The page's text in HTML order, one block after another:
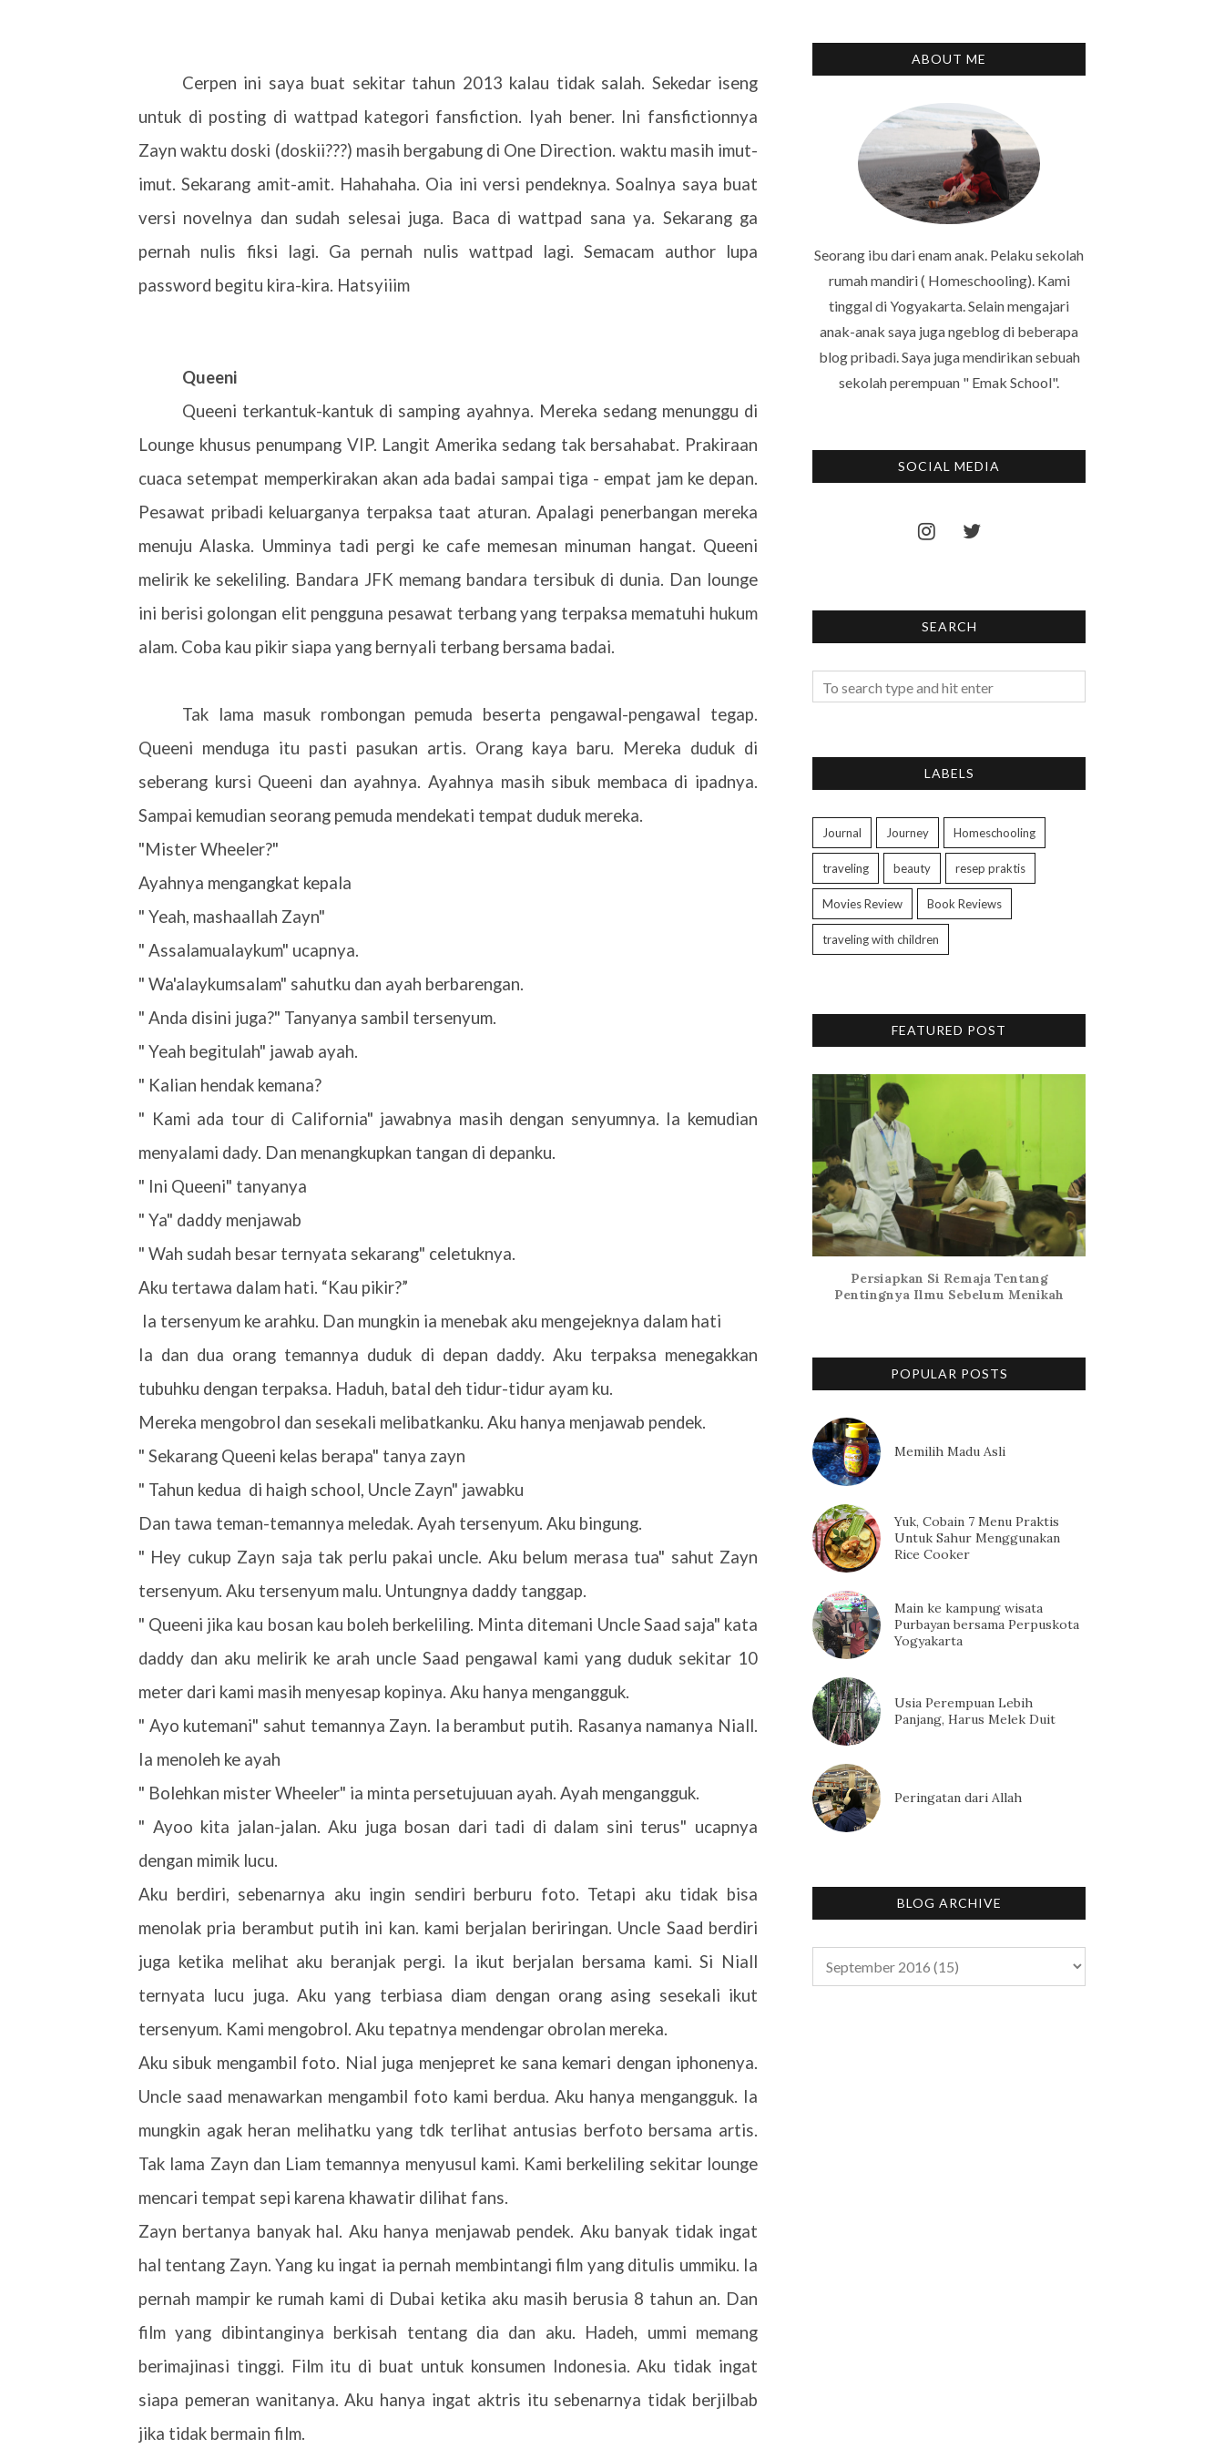
Cerpen ini saya buat sekitar tahun 2013 kalau tidak salah. Sekedar iseng
untuk di posting di wattpad kategori fansfiction. Iyah bener. Ini fansfictionnya
Zayn waktu doski (doskii???) masih bergabung di One Direction. waktu masih imut-
imut. Sekarang amit-amit. Hahahaha. Oia ini versi pendeknya. Soalnya saya buat
versi novelnya dan sudah selesai juga. Baca di wattpad sana ya. Sekarang ga
pernah nulis fiksi lagi. Ga pernah nulis wattpad lagi. Semacam author lupa
password begitu kira-kira. Hatsyiiim
Queeni
Queeni terkantuk-kantuk di samping ayahnya. Mereka sedang menunggu di
Lounge khusus penumpang VIP. Langit Amerika sedang tak bersahabat. Prakiraan
cuaca setempat memperkirakan akan ada badai sampai tiga - empat jam ke depan.
Pesawat pribadi keluarganya terpaksa taat aturan. Apalagi penerbangan mereka
menuju Alaska. Umminya tadi pergi ke cafe memesan minuman hangat. Queeni
melirik ke sekeliling. Bandara JFK memang bandara tersibuk di dunia. Dan lounge
ini berisi golongan elit pengguna pesawat terbang yang terpaksa mematuhi hukum
alam. Coba kau pikir siapa yang bernyali terbang bersama badai.
Tak lama masuk rombongan pemuda beserta pengawal-pengawal tegap.
Queeni menduga itu pasti pasukan artis. Orang kaya baru. Mereka duduk di
seberang kursi Queeni dan ayahnya. Ayahnya masih sibuk membaca di ipadnya.
Sampai kemudian seorang pemuda mendekati tempat duduk mereka.
"Mister Wheeler?"
Ayahnya mengangkat kepala
" Yeah, mashaallah Zayn"
" Assalamualaykum" ucapnya.
" Wa'alaykumsalam" sahutku dan ayah berbarengan.
" Anda disini juga?" Tanyanya sambil tersenyum.
" Yeah begitulah" jawab ayah.
" Kalian hendak kemana?
" Kami ada tour di California" jawabnya masih dengan senyumnya. Ia kemudian
menyalami dady. Dan menangkupkan tangan di depanku.
" Ini Queeni" tanyanya
" Ya" daddy menjawab
" Wah sudah besar ternyata sekarang" celetuknya.
Aku tertawa dalam hati. “Kau pikir?”
Ia tersenyum ke arahku. Dan mungkin ia menebak aku mengejeknya dalam hati
Ia dan dua orang temannya duduk di depan daddy. Aku terpaksa menegakkan
tubuhku dengan terpaksa. Haduh, batal deh tidur-tidur ayam ku.
Mereka mengobrol dan sesekali melibatkanku. Aku hanya menjawab pendek.
" Sekarang Queeni kelas berapa" tanya zayn
" Tahun kedua di haigh school, Uncle Zayn" jawabku
Dan tawa teman-temannya meledak. Ayah tersenyum. Aku bingung.
" Hey cukup Zayn saja tak perlu pakai uncle. Aku belum merasa tua" sahut Zayn
tersenyum. Aku tersenyum malu. Untungnya daddy tanggap.
" Queeni jika kau bosan kau boleh berkeliling. Minta ditemani Uncle Saad saja" kata
daddy dan aku melirik ke arah uncle Saad pengawal kami yang duduk sekitar 10
meter dari kami masih menyesap kopinya. Aku hanya mengangguk.
" Ayo kutemani" sahut temannya Zayn. Ia berambut putih. Rasanya namanya Niall.
Ia menoleh ke ayah
" Bolehkan mister Wheeler" ia minta persetujuuan ayah. Ayah mengangguk.
" Ayoo kita jalan-jalan. Aku juga bosan dari tadi di dalam sini terus" ucapnya
dengan mimik lucu.
Aku berdiri, sebenarnya aku ingin sendiri berburu foto. Tetapi aku tidak bisa
menolak pria berambut putih ini kan. kami berjalan beriringan. Uncle Saad berdiri
juga ketika melihat aku beranjak pergi. Ia ikut berjalan bersama kami. Si Niall
ternyata lucu juga. Aku yang terbiasa diam dengan orang asing sesekali ikut
tersenyum. Kami mengobrol. Aku tepatnya mendengar obrolan mereka.
Aku sibuk mengambil foto. Nial juga menjepret ke sana kemari dengan iphonenya.
Uncle saad menawarkan mengambil foto kami berdua. Aku hanya mengangguk. Ia
mungkin agak heran melihatku yang tdk terlihat antusias berfoto bersama artis.
Tak lama Zayn dan Liam temannya menyusul kami. Kami berkeliling sekitar lounge
mencari tempat sepi karena khawatir dilihat fans.
Zayn bertanya banyak hal. Aku hanya menjawab pendek. Aku banyak tidak ingat
hal tentang Zayn. Yang ku ingat ia pernah membintangi film yang ditulis ummiku. Ia
pernah mampir ke rumah kami di Dubai ketika aku masih berusia 8 tahun an. Dan
film yang dibintanginya berkisah tentang dia dan aku. Hadeh, ummi memang
berimajinasi tinggi. Film itu di buat untuk konsumen Indonesia. Aku tidak ingat
siapa pemeran wanitanya. Aku hanya ingat aktris itu sebenarnya tidak berjilbab
jika tidak bermain film.
ABOUT ME
Seorang ibu dari enam anak. Pelaku sekolah
rumah mandiri ( Homeschooling). Kami
tinggal di Yogyakarta. Selain mengajari
anak-anak saya juga ngeblog di beberapa
blog pribadi. Saya juga mendirikan sebuah
sekolah perempuan " Emak School".
SOCIAL MEDIA
SEARCH
LABELS
Journal Journey Homeschooling
traveling beauty resep praktis
Movies Review Book Reviews
traveling with children
FEATURED POST
Persiapkan Si Remaja Tentang
Pentingnya Ilmu Sebelum Menikah
POPULAR POSTS
Memilih Madu Asli
Yuk, Cobain 7 Menu Praktis
Untuk Sahur Menggunakan
Rice Cooker
Main ke kampung wisata
Purbayan bersama Perpuskota
Yogyakarta
Usia Perempuan Lebih
Panjang, Harus Melek Duit
Peringatan dari Allah
BLOG ARCHIVE